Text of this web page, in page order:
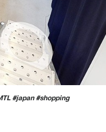
#japan #shopping